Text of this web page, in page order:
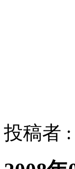
投稿者 :